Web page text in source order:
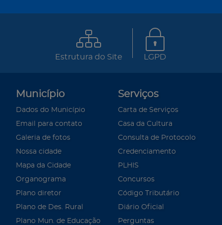
Estrutura do Site LGPD
Município
Dados do Município
Email para contato
Galeria de fotos
Nossa cidade
Mapa da Cidade
Organograma
Plano diretor
Plano de Des. Rural
Plano Mun. de Educação
Serviços
Carta de Serviços
Casa da Cultura
Consulta de Protocolo
Credenciamento
PLHIS
Concursos
Código Tributário
Diário Oficial
Perguntas